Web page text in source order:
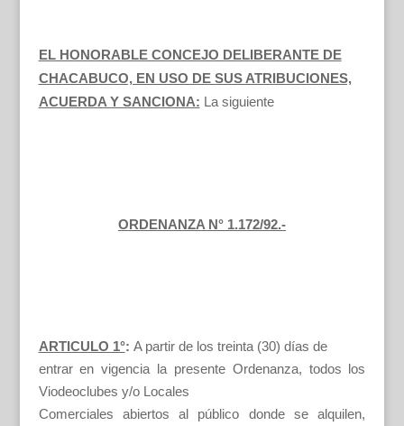
EL HONORABLE CONCEJO DELIBERANTE DE
CHACABUCO, EN USO DE SUS ATRIBUCIONES,
ACUERDA Y SANCIONA: La siguiente
ORDENANZA N° 1.172/92.-
ARTICULO 1°: A partir de los treinta (30) días de
entrar en vigencia la presente Ordenanza, todos los
Viodeoclubes y/o Locales
Comerciales abiertos al público donde se alquilen,